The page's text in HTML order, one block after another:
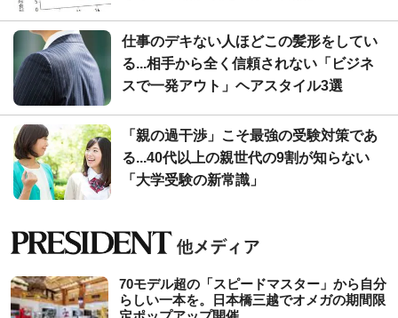
仕事のデキない人ほどこの髪形をしてい
る...相手から全く信頼されない「ビジネ
スで一発アウト」ヘアスタイル3選
「親の過干渉」こそ最強の受験対策であ
る...40代以上の親世代の9割が知らない
「大学受験の新常識」
70モデル超の「スピードマスター」から自分
らしい一本を。日本橋三越でオメガの期間限